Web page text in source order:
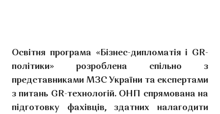
Освітня програма «Бізнес-дипломатія і GR-
політики» розроблена спільно з
представниками МЗС України та експертами
з питань GR-технологій. ОНП спрямована на
підготовку фахівців, здатних налагодити